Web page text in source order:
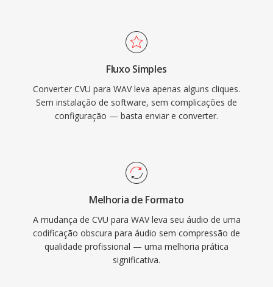
WAV padrão não aplica compressão, os dados
armazenados são uma representação digital
exata da gravação original, tornando-o a
escolha preferida para masterização é
arquivamento. O WAV também suporta
metadados embutidos por meio de blocos
o tamanho do arquivo — um minuto de
de 32 bits impoe um limite de 4 GB, embora o
RF64 remova esse teto.
Fluxo Simples
Converter CVU para WAV leva apenas alguns cliques.
Sem instalação de software, sem complicações de
configuração — basta enviar e converter.
Melhoria de Formato
A mudança de CVU para WAV leva seu áudio de uma
codificação obscura para áudio sem compressão de
qualidade profissional — uma melhoria prática
significativa.